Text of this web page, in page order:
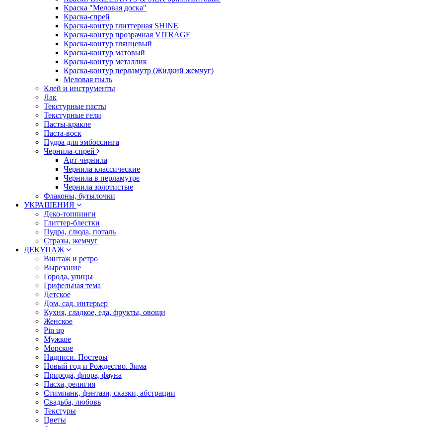
Краска "Меловая доска"
Краска-спрей
Краска-контур глиттерная SHINE
Краска-контур прозрачная VITRAGE
Краска-контур глянцевый
Краска-контур матовый
Краска-контур металлик
Краска-контур перламутр (Жидкий жемчуг)
Меловая пыль
Клей и инструменты
Лак
Текстурные пасты
Текстурные гели
Пасты-кракле
Паста-воск
Пудра для эмбоссинга
Чернила-спрей
Арт-чернила
Чернила классические
Чернила в перламутре
Чернила золотистые
Флаконы, бутылочки
УКРАШЕНИЯ
Деко-топпинги
Глиттер-блестки
Пудра, слюда, поталь
Стразы, жемчуг
ДЕКУПАЖ
Винтаж и ретро
Вырезание
Города, улицы
Грифельная тема
Детское
Дом, сад, интерьер
Кухня, сладкое, еда, фрукты, овощи
Женское
Pin up
Мужкое
Морское
Надписи. Постеры
Новый год и Рождество. Зима
Природа, флора, фауна
Пасха, религия
Стимпанк, фэнтази, сказки, абстрации
Свадьба, любовь
Текстуры
Цветы